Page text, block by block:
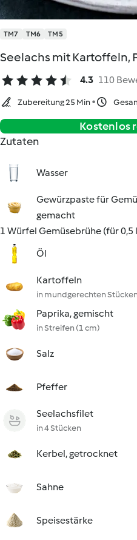
TM7 TM6 TM5
Seelachs mit Kartoffeln,
4.3 110
Zubereitung 25 Min
Kostenlos
Zutaten
Wasser
Gewürzpaste für
gemacht
1 Würfel Gemüsebrühe (für 0,5
Öl
Kartoffeln
in mundgerechten Stücken
Paprika, gemischt
in Streifen (1 cm)
Salz
Pfeffer
Seelachsfilet
in 4 Stücken
Kerbel, getrocknet
Sahne
Speisestärke